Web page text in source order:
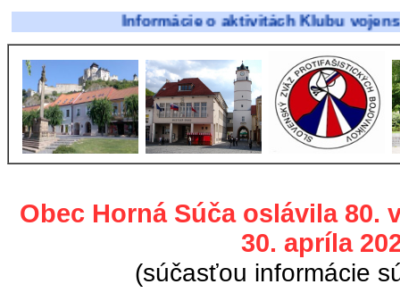
Informácie o aktivitách Klubu vojenskej
Obec Horná Súča oslávila 80.
30. apríla
(súčasťou informácie